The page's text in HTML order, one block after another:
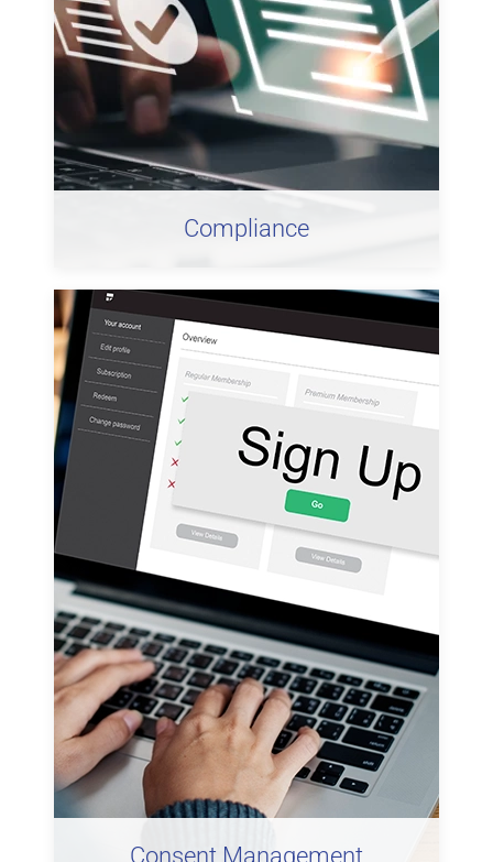
Compliance
Consent Management